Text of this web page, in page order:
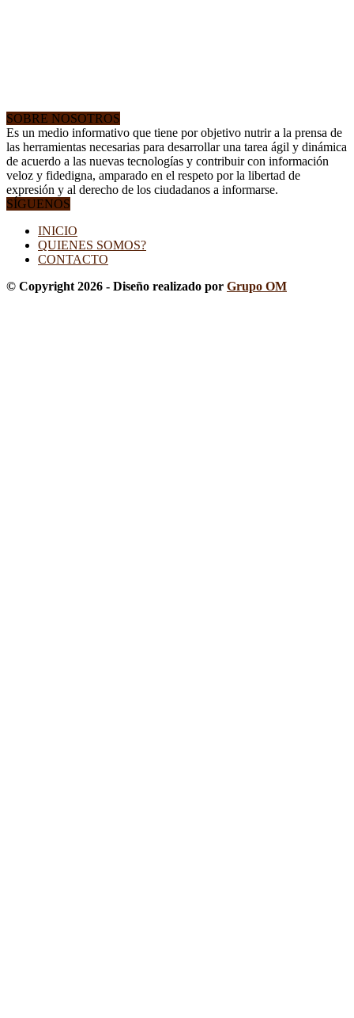
SOBRE NOSOTROS
Es un medio informativo que tiene por objetivo nutrir a la prensa de
las herramientas necesarias para desarrollar una tarea ágil y dinámica
de acuerdo a las nuevas tecnologías y contribuir con información
veloz y fidedigna, amparado en el respeto por la libertad de
expresión y al derecho de los ciudadanos a informarse.
SÍGUENOS
INICIO
QUIENES SOMOS?
CONTACTO
© Copyright 2026 - Diseño realizado por Grupo OM